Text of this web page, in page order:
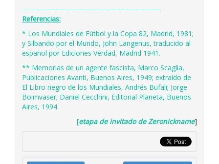
———————————————————
Referencias:
* Los Mundiales de Fútbol y la Copa 82, Madrid, 1981;
y Silbando por el Mundo, John Langenus, traducido al
español por Ediciones Verdad, Madrid 1941.
** Memorias de un agente fascista, Marco Scaglia,
Publicaciones Avanti, Buenos Aires, 1949; extraído de
El Libro negro de los Mundiales, Andrés Bufali; Jorge
Boimvaser; Daniel Cecchini, Editorial Planeta, Buenos
Aires, 1994.
[etapa de invitado deZeronickname]